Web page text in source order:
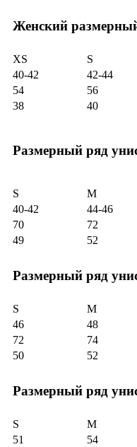
Женский
XS
S
40-42
42-44
54
56
38 40
Размерный ряд
S
M
40-42
44-46
70
72
49 52
Размерный ряд
S
M
46
48
72
74
50 52
Размерный ряд
S
M
51 54